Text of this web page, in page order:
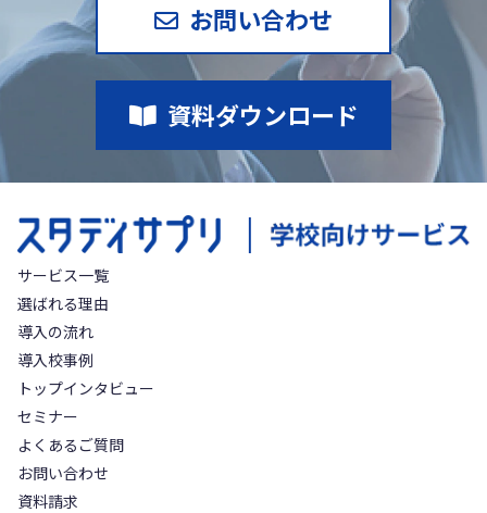
お問い合わせ
資料ダウンロード
サービス一覧
選ばれる理由
導入の流れ
導入校事例
トップインタビュー
セミナー
よくあるご質問
お問い合わせ
資料請求